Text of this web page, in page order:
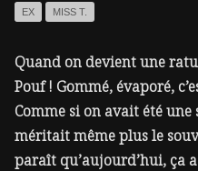
EX MISS T.
Quand on devient une
Pouf ! Gommé, évaporé,
Comme si on avait été
méritait même plus le
paraît qu’aujourd’hui, ça